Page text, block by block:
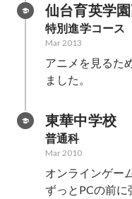
仙台育英学
特別進学コース
Mar 2013
アニメを見るた
ました。
東華中学校
普通科
Mar 2010
オンラインゲー
ずっとPCの前に